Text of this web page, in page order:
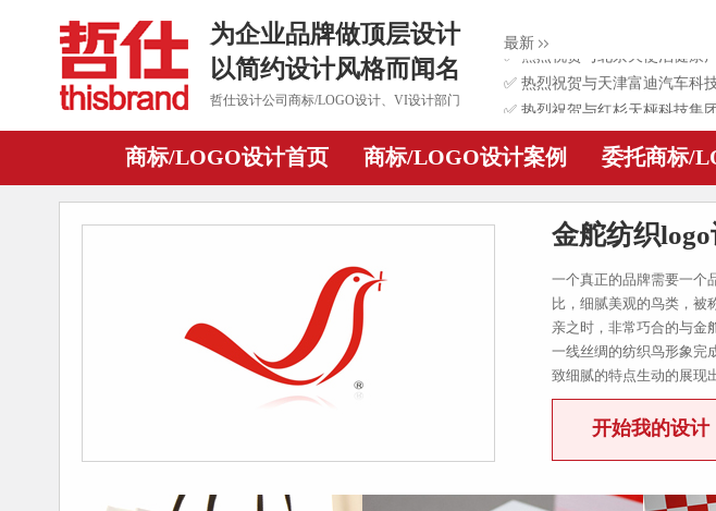
为企业品牌做顶层设计
以简约设计风格而闻名
哲仕设计公司商标/LOGO设计、VI设计部门
最新
成功签约！为其进行食品logo设
✅ 热烈祝贺与北京天使泊健康
公司成功签约！为其进行天使
✅ 热烈祝贺与天津富迪汽车科
功签约！为其进行耐适通品牌
✅ 热烈祝贺与红杉天枰科技集
为其进行集团公司logo升级设计
✅ 热烈祝贺与深圳市迷虎科技
签约！为其进行电子品牌logo
商标/LOGO设计首页 商标/LOGO设计案例 委托商标/
金舵纺织
一个真正的品牌需要一个
比，细腻美观的鸟类，被
亲之时，非常巧合的与金
一线丝绸的纺织鸟形象完
致细腻的特点生动的展现
开始我的设计